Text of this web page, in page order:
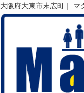
大阪府大東市末広町｜ マ